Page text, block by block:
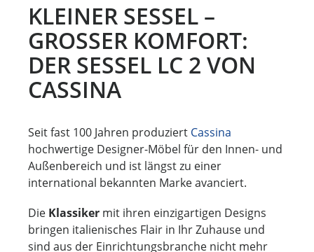
KLEINER SESSEL –
GROSSER KOMFORT: D
ER SESSEL LC 2 VON C
ASSINA
Seit fast 100 Jahren produziert Cassina
hochwertige Designer-Möbel für den Innen- und
Außenbereich und ist längst zu einer
international bekannten Marke avanciert.
Die Klassiker mit ihren einzigartigen Designs
bringen italienisches Flair in Ihr Zuhause und
sind aus der Einrichtungsbranche nicht mehr